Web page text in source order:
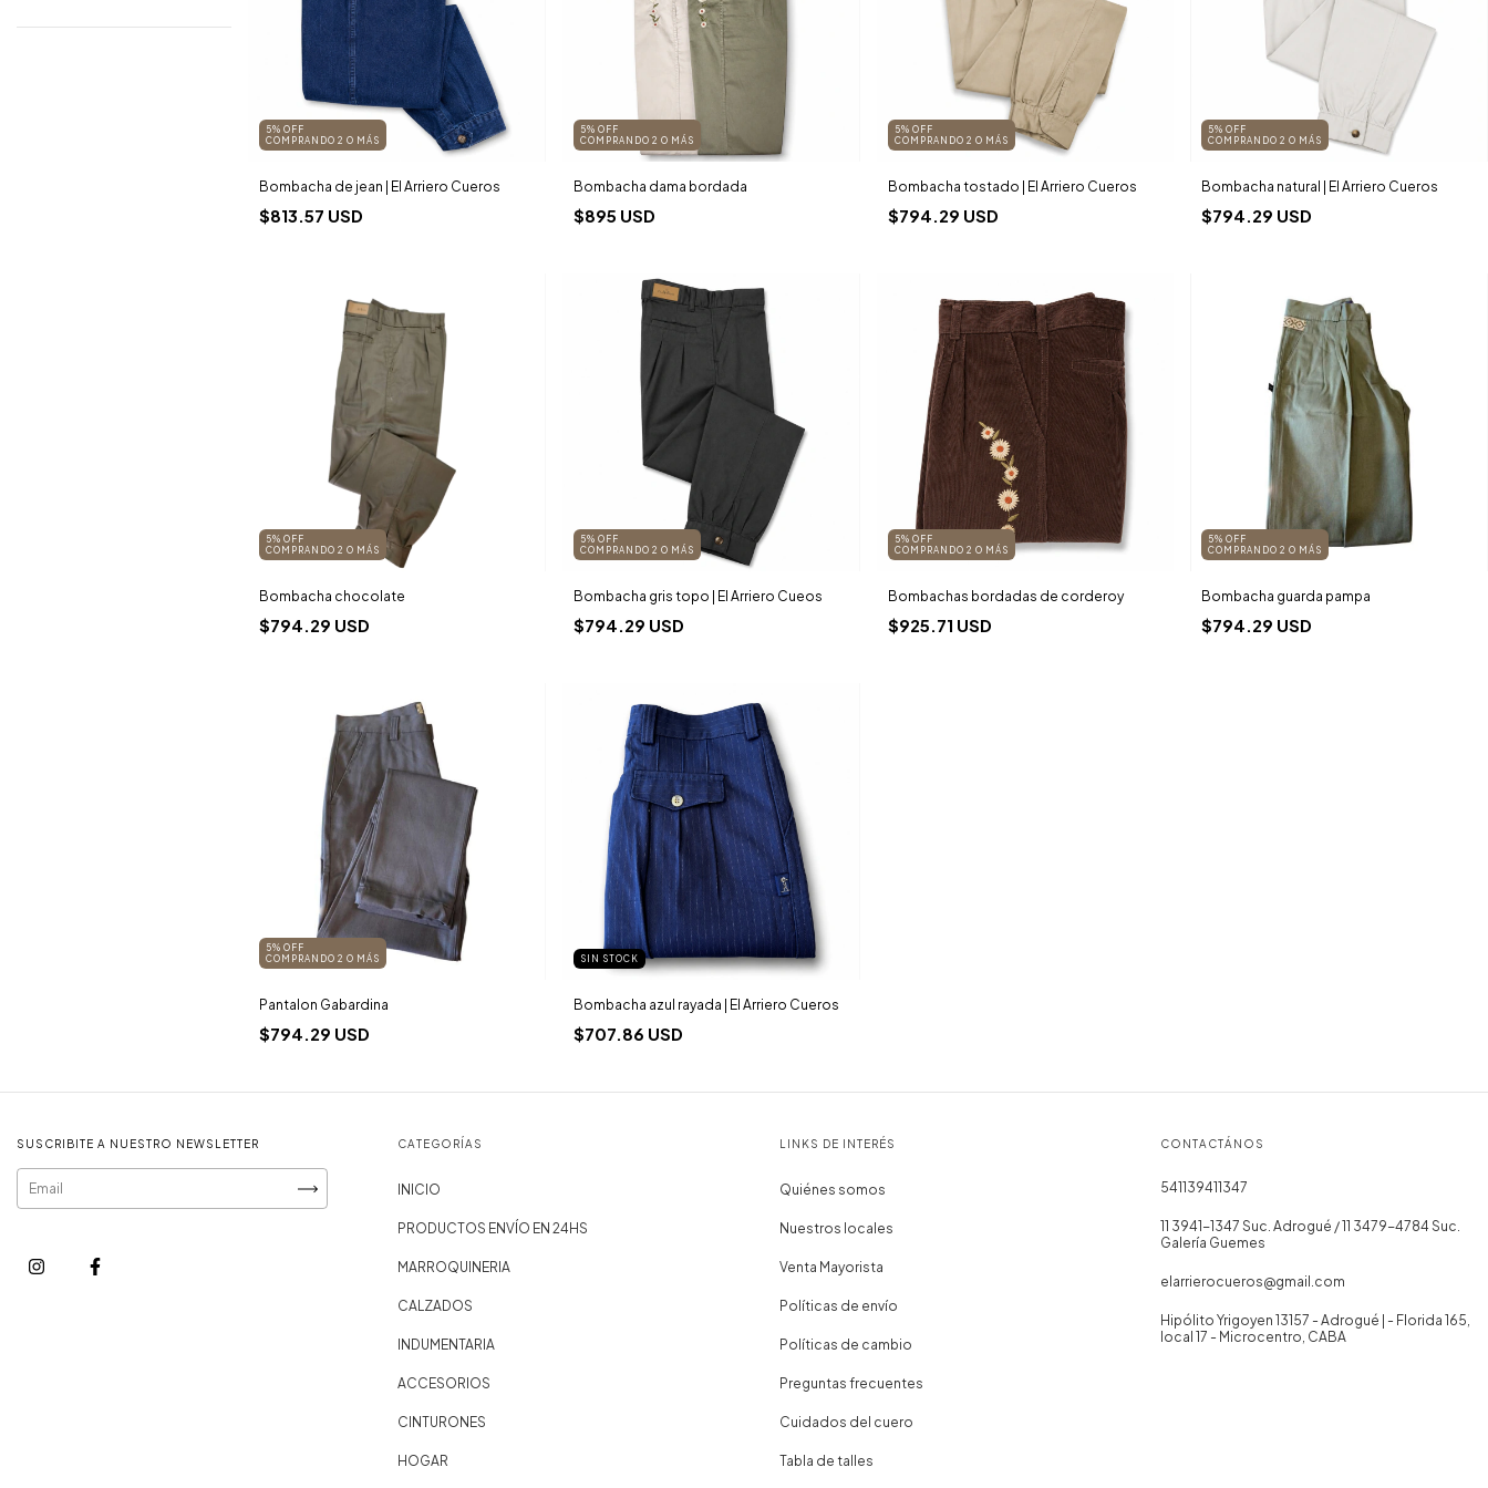
5% OFF
COMPRANDO 2 O MÁS
Bombacha de jean | El Arriero Cueros
$813.57 USD
5% OFF
COMPRANDO 2 O MÁS
Bombacha dama bordada
$895 USD
5% OFF
COMPRANDO 2 O MÁS
Bombacha tostado | El Arriero Cueros
$794.29 USD
5% OFF
COMPRANDO 2 O MÁS
Bombacha natural | El Arriero Cueros
$794.29 USD
5% OFF
COMPRANDO 2 O MÁS
Bombacha chocolate
$794.29 USD
5% OFF
COMPRANDO 2 O MÁS
Bombacha gris topo | El Arriero Cueos
$794.29 USD
5% OFF
COMPRANDO 2 O MÁS
Bombachas bordadas de corderoy
$925.71 USD
5% OFF
COMPRANDO 2 O MÁS
Bombacha guarda pampa
$794.29 USD
5% OFF
COMPRANDO 2 O MÁS
Pantalon Gabardina
$794.29 USD
SIN STOCK
Bombacha azul rayada | El Arriero Cueros
$707.86 USD
SUSCRIBITE A NUESTRO NEWSLETTER CATEGORÍAS
INICIO
PRODUCTOS ENVÍO EN 24HS
MARROQUINERIA
CALZADOS
INDUMENTARIA
ACCESORIOS
CINTURONES
HOGAR
LINKS DE INTERÉS
Quiénes somos
Nuestros locales
Venta Mayorista
Políticas de envío
Políticas de cambio
Preguntas frecuentes
Cuidados del cuero
Tabla de talles
CONTACTÁNOS
541139411347
11 3941-1347 Suc. Adrogué / 11 3479-4784 Suc.
Galería Guemes
elarrierocueros@gmail.com
Hipólito Yrigoyen 13157 - Adrogué | - Florida 165,
local 17 - Microcentro, CABA